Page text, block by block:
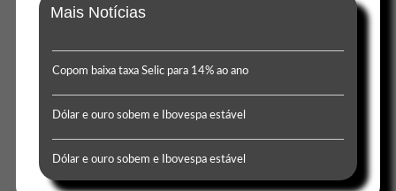
Mais Notícias
Copom baixa taxa Selic para 14% ao ano
Dólar e ouro sobem e Ibovespa estável
Dólar e ouro sobem e Ibovespa estável